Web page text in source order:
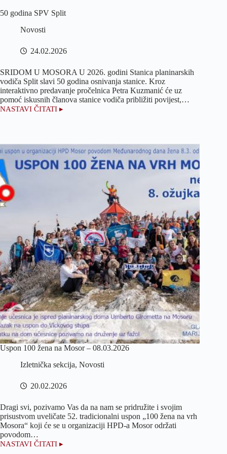
50 godina SPV Split
Novosti
24.02.2026
SRIDOM U MOSORA U 2026. godini Stanica planinarskih
vodiča Split slavi 50 godina osnivanja stanice. Kroz
interaktivno predavanje pročelnica Petra Kuzmanić će uz
pomoć iskusnih članova stanice vodiča približiti povijest,…
NASTAVI ČITATI ▸
50
Uspon 100 žena na Mosor – 08.03.2026
Izletnička sekcija, Novosti
20.02.2026
Dragi svi, pozivamo Vas da na nam se pridružite i svojim
prisustvom uveličate 52. tradicionalni uspon „100 žena na vrh
Mosora“ koji će se u organizaciji HPD-a Mosor održati
povodom…
NASTAVI ČITATI ▸
Uspon